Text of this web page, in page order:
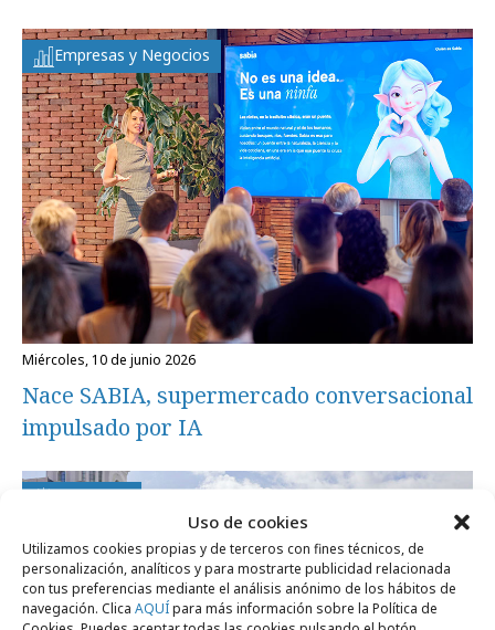
Uso de cookies
Utilizamos cookies propias y de terceros con fines técnicos, de
personalización, analíticos y para mostrarte publicidad relacionada
con tus preferencias mediante el análisis anónimo de los hábitos de
navegación. Clica AQUÍpara más información sobre la Política de
Empresas y Negocios
miércoles, 10 de junio 2026
Nace SABIA, supermercado conversacional
impulsado por IA
Campañas